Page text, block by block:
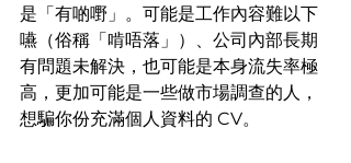
是「有啲嘢」。可能是工作內容難以下
嚥（俗稱「啃唔落」）、公司內部長期
有問題未解決，也可能是本身流失率極
高，更加可能是一些做市場調查的人，
想騙你份充滿個人資料的 CV。